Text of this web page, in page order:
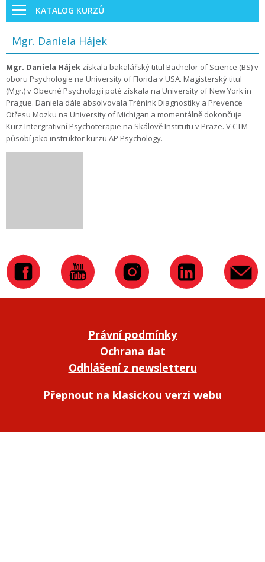
KATALOG KURZŮ
Mgr. Daniela Hájek
Mgr. Daniela Hájek získala bakalářský titul Bachelor of Science (BS) v
oboru Psychologie na University of Florida v USA. Magisterský titul
(Mgr.) v Obecné Psychologii poté získala na University of New York in
Prague. Daniela dále absolvovala Trénink Diagnostiky a Prevence
Otřesu Mozku na University of Michigan a momentálně dokončuje
Kurz Intergrativní Psychoterapie na Skálově Institutu v Praze. V CTM
působí jako instruktor kurzu AP Psychology.
Právní podmínky
Ochrana dat
Odhlášení z newsletteru
Přepnout na klasickou verzi webu